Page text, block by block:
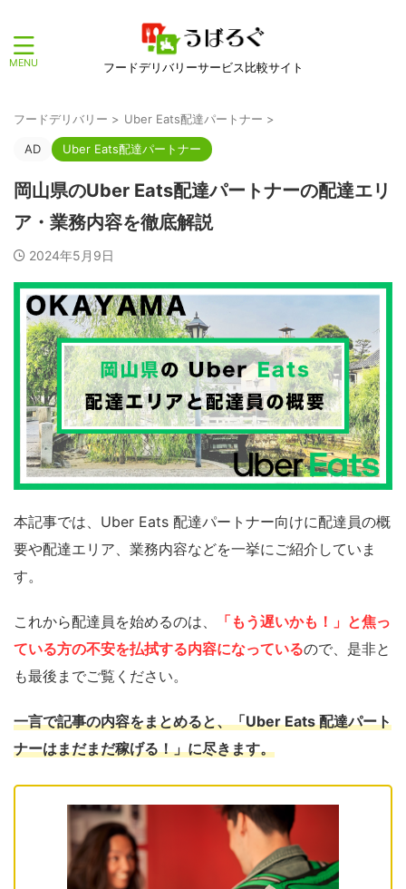
フードデリバリーサービス比較サイト
フードデリバリー > Uber Eats配達パートナー >
AD Uber Eats配達パートナー
岡山県のUber Eats配達パートナーの配達エリ
ア・業務内容を徹底解説
2024年5月9日
本記事では、Uber Eats 配達パートナー向けに配達員の概
要や配達エリア、業務内容などを一挙にご紹介していま
す。
これから配達員を始めるのは、
「もう遅いかも！」と焦っ
ている方の不安を払拭する内容になっているので、是非と
も最後までご覧ください。
一言で記事の内容をまとめると、「Uber Eats 配達パート
ナーはまだまだ稼げる！」に尽きます。